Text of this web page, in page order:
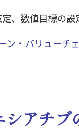
、数値目標の
ン・バリューチ
シアチブ